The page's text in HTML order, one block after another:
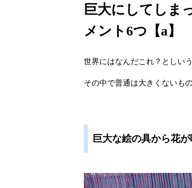
巨大にしてしま
メント6つ【a】
世界にはなんだこれ？としい
その中で普通は大きくないも
巨大な絵の具から花が